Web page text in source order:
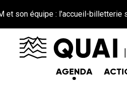
: l'accueil-billetterie sera
AGENDA